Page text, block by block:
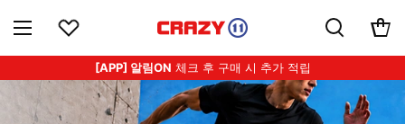
[APP] 알림ON 체크 후 구매 시 추가 적립